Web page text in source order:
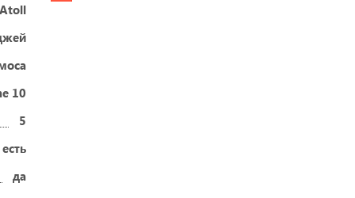
Atoll
10
5
есть
да